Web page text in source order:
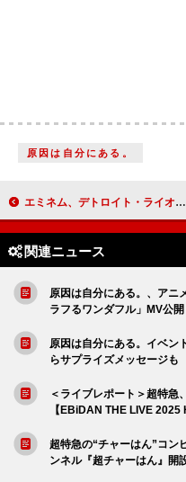
原因は自分にある。
エミネム、デトロイト・ライオンズの【サンクスギビング・ゲーム・ハーフタイム・ショー】をエグゼクティブ・プロデュース
関連ニュース
原因は自分にある。、アニ
ラフるワンダフル」MV公開
原因は自分にある。イベン
らサプライズメッセージも
＜ライブレポート＞超特急
【EBiDAN THE LIVE 2025
超特急の“チャーはん”コン
ンネル『超チャーはん』開